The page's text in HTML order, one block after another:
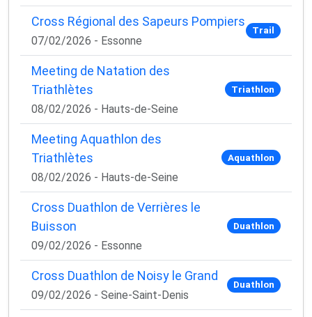
moment.
Cross Régional des Sapeurs Pompiers
07/02/2026 - Essonne
Trail
Meeting de Natation des
Triathlètes
08/02/2026 - Hauts-de-Seine
Triathlon
Meeting Aquathlon des
Triathlètes
08/02/2026 - Hauts-de-Seine
Aquathlon
Cross Duathlon de Verrières le
Buisson
09/02/2026 - Essonne
Duathlon
Cross Duathlon de Noisy le Grand
09/02/2026 - Seine-Saint-Denis
Duathlon